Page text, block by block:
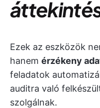
Ezek az eszközök
hanem érzékeny
feladatok
auditra való
szolgálnak.